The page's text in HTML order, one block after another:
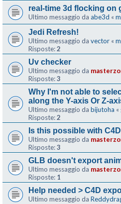
real-time 3d flocking on
Ultimo messaggio da abe3d «
Jedi Refresh!
Ultimo messaggio da vector «
Risposte:2
Uv checker
Ultimo messaggio da
Risposte:3
Why I'm not able to
along the Y-axis Or Z-
Ultimo messaggio da bijutoha «
Risposte:2
Is this possible with
Ultimo messaggio da
Risposte:3
GLB doesn't export
Ultimo messaggio da
Risposte: 1
Help needed > C4D
Ultimo messaggio da